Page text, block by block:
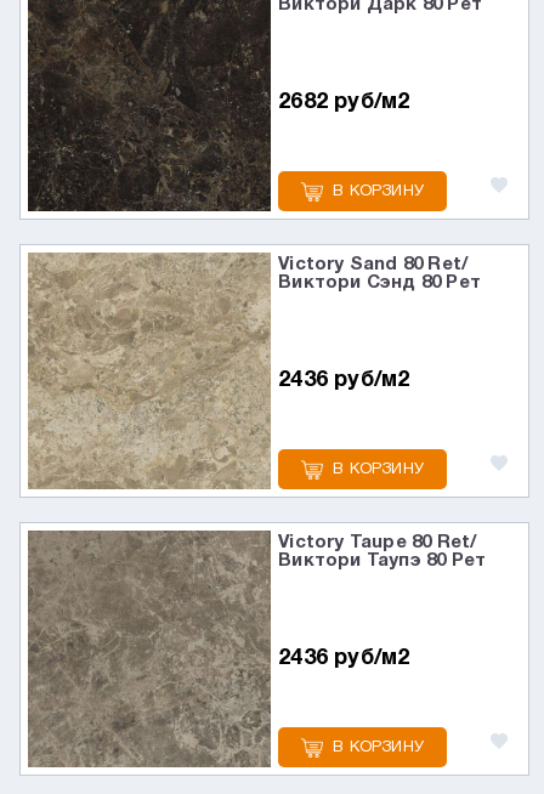
Виктори Дарк 80 Рет
2682 руб/м2
В КОРЗИНУ
Victory Sand 80 Ret/
Виктори Сэнд 80 Рет
2436 руб/м2
В КОРЗИНУ
Victory Taupe 80 Ret/
Виктори Таупэ 80 Рет
2436 руб/м2
В КОРЗИНУ